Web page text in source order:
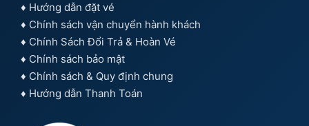
♦ Hướng dẫn đặt vé
♦ Chính sách vận chuyển hành khách
♦ Chính Sách Đổi Trả & Hoàn Vé
♦ Chính sách bảo mật
♦ Chính sách & Quy định chung
♦ Hướng dẫn Thanh Toán